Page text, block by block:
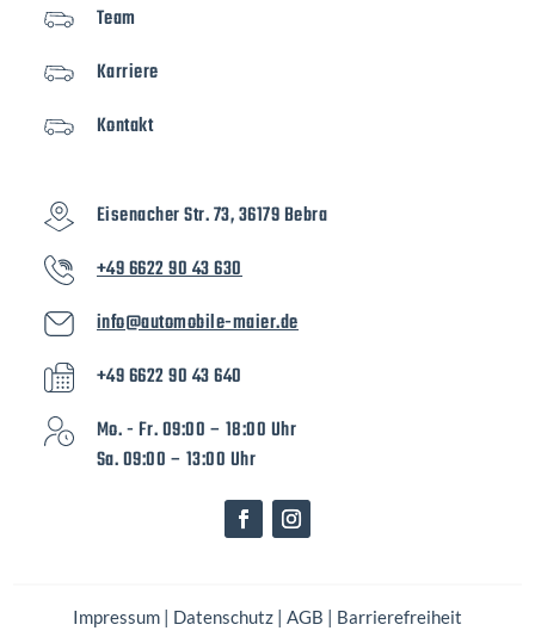
Team
Karriere
Kontakt
Eisenacher Str. 73, 36179 Bebra
+49 6622 90 43 630
info@automobile-maier.de
+49 6622 90 43 640
Mo. - Fr. 09:00 – 18:00 Uhr
Sa. 09:00 – 13:00 Uhr
Impressum | Datenschutz | AGB | Barrierefreiheit